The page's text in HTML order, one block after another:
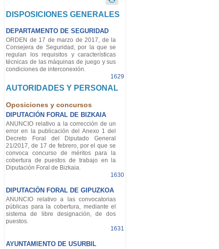
DISPOSICIONES GENERALES
DEPARTAMENTO DE SEGURIDAD
ORDEN de 17 de marzo de 2017, de la
Consejera de Seguridad, por la que se
regulan los requisitos y características
técnicas de las máquinas de juego y sus
condiciones de interconexión.
1629
AUTORIDADES Y PERSONAL
Oposiciones y concursos
DIPUTACIÓN FORAL DE BIZKAIA
ANUNCIO relativo a la corrección de un
error en la publicación del Anexo 1 del
Decreto Foral del Diputado General
21/2017, de 17 de febrero, por el que se
convoca concurso de méritos para la
cobertura de puestos de trabajo en la
Diputación Foral de Bizkaia.
1630
DIPUTACIÓN FORAL DE GIPUZKOA
ANUNCIO relativo a las convocatorias
públicas para la cobertura, mediante el
sistema de libre designación, de dos
puestos.
1631
AYUNTAMIENTO DE USURBIL